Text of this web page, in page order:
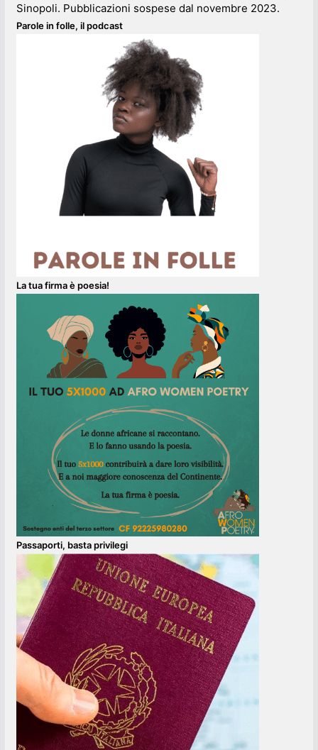
Sinopoli. Pubblicazioni sospese dal novembre 2023.
Parole in folle, il podcast
La tua firma è poesia!
Passaporti, basta privilegi